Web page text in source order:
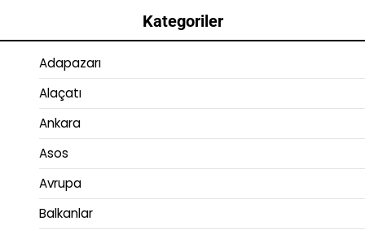
Kategoriler
Adapazarı
Alaçatı
Ankara
Asos
Avrupa
Balkanlar